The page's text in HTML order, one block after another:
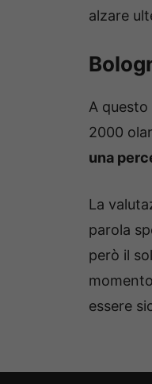
alzare
A
2000
una
La
parola
però il
essere